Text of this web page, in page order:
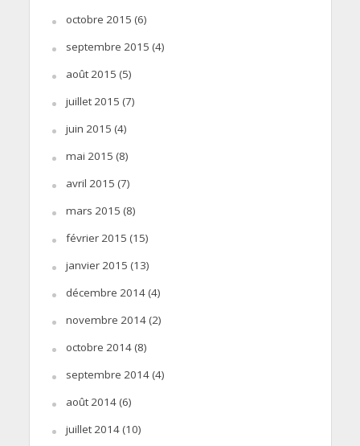
octobre 2015 (6)
septembre 2015 (4)
août 2015 (5)
juillet 2015 (7)
juin 2015 (4)
mai 2015 (8)
avril 2015 (7)
mars 2015 (8)
février 2015 (15)
janvier 2015 (13)
décembre 2014(4)
novembre 2014(2)
octobre 2014(8)
septembre 2014(4)
août 2014(6)
juillet 2014(10)